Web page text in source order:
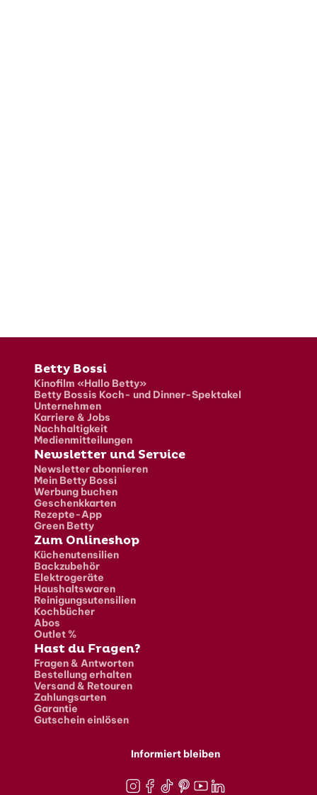
Fusszeile
Betty Bossi
Kinofilm «Hallo Betty»
Betty Bossis Koch- und Dinner-Spektakel
Unternehmen
Karriere & Jobs
Nachhaltigkeit
Medienmitteilungen
Newsletter und Service
Newsletter abonnieren
Mein Betty Bossi
Werbung buchen
Geschenkkarten
Rezepte-App
Green Betty
Zum Onlineshop
Küchenutensilien
Backzubehör
Elektrogeräte
Haushaltswaren
Reinigungsutensilien
Kochbücher
Abos
Outlet %
Hast du Fragen?
Fragen & Antworten
Bestellung erhalten
Versand & Retouren
Zahlungsarten
Garantie
Gutschein einlösen
Informiert bleiben